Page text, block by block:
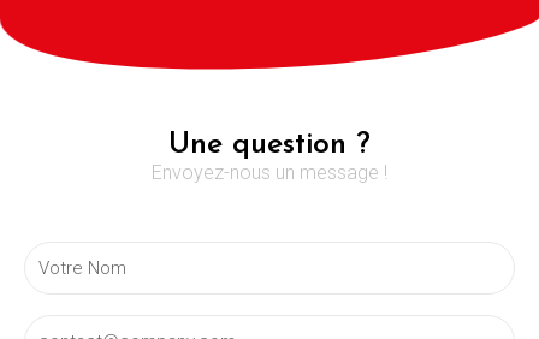
Une question ?
Envoyez-nous un message !